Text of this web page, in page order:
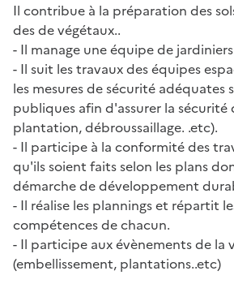
Il contribue à la préparation des
des de végétaux..
- Il manage une équipe de jardiniers
- Il suit les travaux des équipes
les mesures de sécurité adéquates
publiques afin d'assurer la sécurité
plantation, débroussaillage. .etc).
- Il participe à la conformité des
qu'ils soient faits selon les plans
démarche de développement
- Il réalise les plannings et répartit
compétences de chacun.
- Il participe aux évènements de la
(embellissement, plantations..etc)